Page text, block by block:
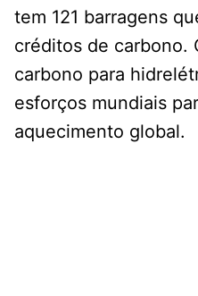
tem 121 barragens
créditos de carbono.
carbono para
esforços mundiais
aquecimento global.